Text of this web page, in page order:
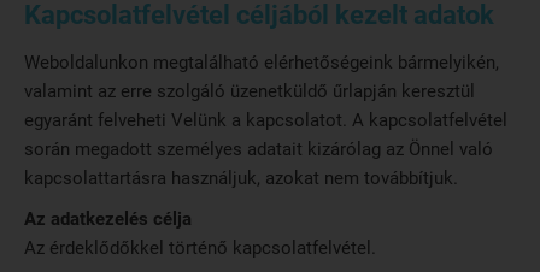
Kapcsolatfelvétel céljából kezelt adatok
Weboldalunkon megtalálható elérhetőségeink bármelyikén,
valamint az erre szolgáló üzenetküldő űrlapján keresztül
egyaránt felveheti Velünk a kapcsolatot. A kapcsolatfelvétel
során megadott személyes adatait kizárólag az Önnel való
kapcsolattartásra használjuk, azokat nem továbbítjuk.
Az adatkezelés célja
Az érdeklődőkkel történő kapcsolatfelvétel.